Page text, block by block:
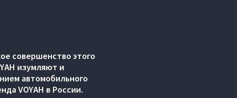
совершенство этого
изумляют и
автомобильного
VOYAH в России.